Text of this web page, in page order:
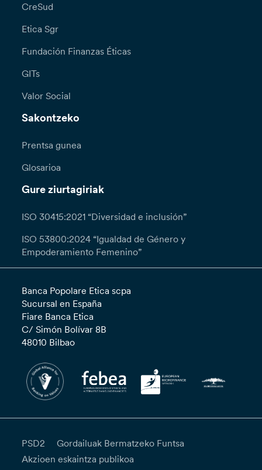
CreSud
Etica Sgr
Fundación Finanzas Éticas
GITs
Valor Social
Sakontzeko
Prentsa gunea
Glosarioa
Gure ziurtagiriak
ISO 30415:2021 “Diversidad e inclusión”
ISO 53800:2024 “Igualdad de Género y
Empoderamiento Femenino”
Banca Popolare Etica scpa
Sucursal en España
Fiare Banca Etica
C/ Simón Bolívar 8B
48010 Bilbao
PSD2
Gordailuak Bermatzeko Funtsa
Akzioen eskaintza publikoa